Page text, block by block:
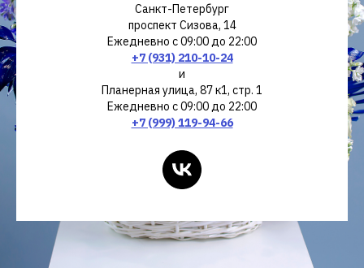
Санкт-Петербург
проспект Сизова, 14
Ежедневно с 09:00 до 22:00
+7 (931) 210-10-24
и
Планерная улица, 87 к1, стр. 1
Ежедневно с 09:00 до 22:00
+7 (999) 119-94-66